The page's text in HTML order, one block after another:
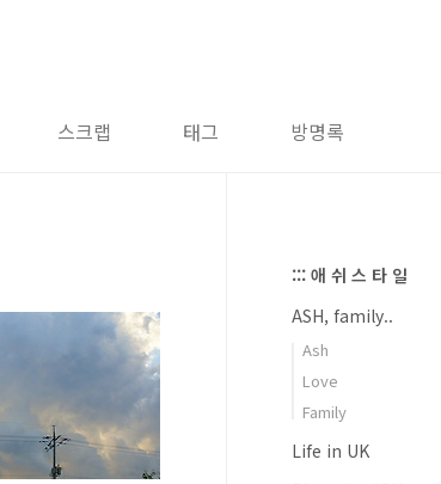
스크랩 태그 방명록
::: 애 쉬 스 타 일
ASH, family..
Ash
Love
Family
Life in UK